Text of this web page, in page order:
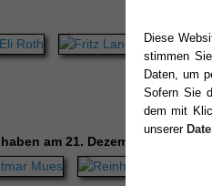
am 21. Dezember
Diese
stimmen
Daten, um
Sofern Sie
dem mit
unserer